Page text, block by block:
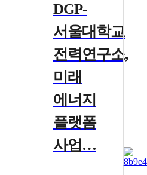
DGP-
서울대학교
전력연구소,
미래
에너지
플랫폼
사업…